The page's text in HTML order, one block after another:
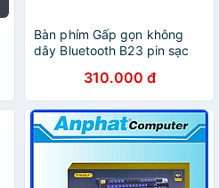
Bàn phím Gấp gọn không
dây Bluetooth B23 pin sạc
thoại , máy tính bảng hàng
nhập khẩu
310.000 đ